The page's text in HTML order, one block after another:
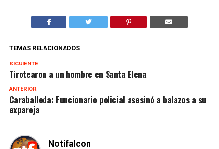
TEMAS RELACIONADOS
SIGUIENTE
Tirotearon a un hombre en Santa Elena
ANTERIOR
Caraballeda: Funcionario policial asesinó a balazos a su
expareja
Notifalcon